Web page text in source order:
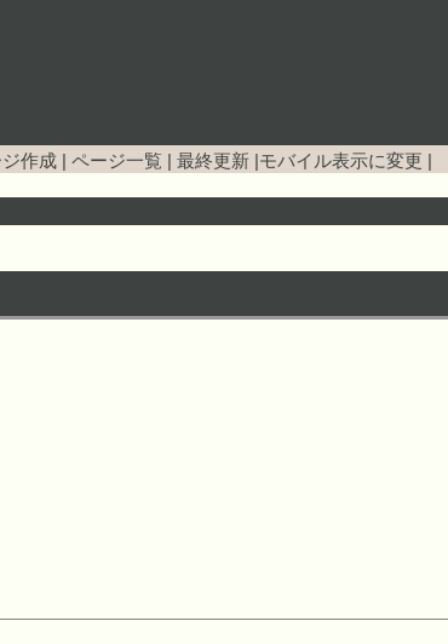
作成 ページ一覧 最終更新 モバイル表示に変更